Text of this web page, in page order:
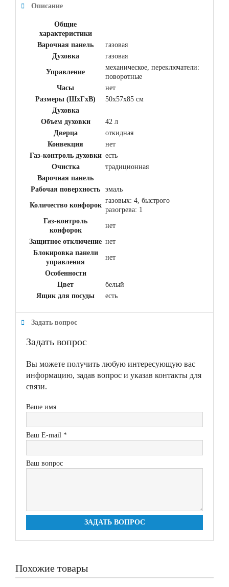
Описание
Общие
характеристики
Варочная панель
газовая
Духовка
газовая
Управление
механическое, переключатели:
поворотные
Часы
нет
Размеры (ШхГхВ)
50x57x85 см
Духовка
Объем духовки
42 л
Дверца
откидная
Конвекция
нет
Газ-контроль духовки есть
Очистка
традиционная
Варочная панель
Рабочая поверхность
эмаль
Количество конфорок
газовых: 4, быстрого
разогрева: 1
Газ-контроль
конфорок
нет
Защитное отключение нет
Блокировка панели
управления
нет
Особенности
Цвет
белый
Ящик для посуды
есть
Задать вопрос
Задать вопрос
Вы можете получить любую интересующую вас
информацию, задав вопрос и указав контакты для
связи.
Ваше имя
Ваш E-mail *
Ваш вопрос
ЗАДАТЬ ВОПРОС
Похожие товары